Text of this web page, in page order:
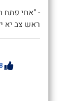
- "אחי פתח
ראש צב יא